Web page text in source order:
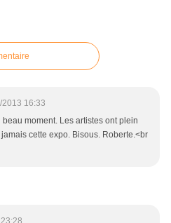
2013 16:33
moment. Les artistes ont plein
cette expo. Bisous. Roberte.<br